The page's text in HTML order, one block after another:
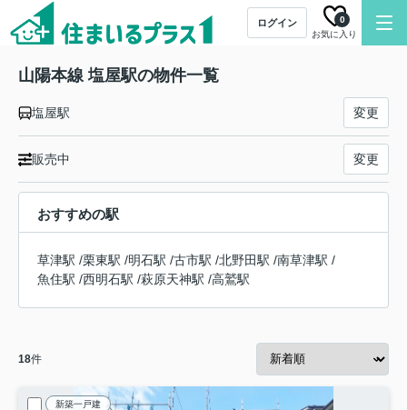
ログイン
お気に入り
0
山陽本線 塩屋駅の物件一覧
塩屋駅 変更
販売中 変更
おすすめの駅
草津駅 /栗東駅 /明石駅 /古市駅 /北野田駅 /南草津駅 /
魚住駅 /西明石駅 /萩原天神駅 /高鷲駅
18件
新築一戸建